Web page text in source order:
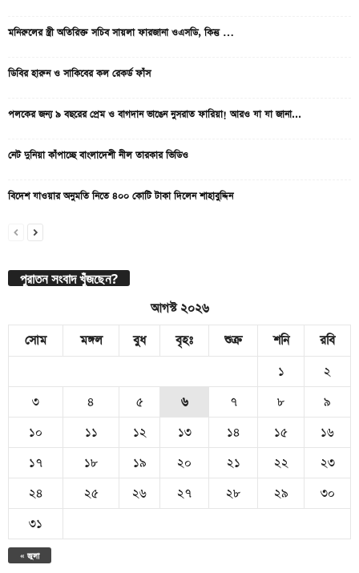
মনিরুলের স্ত্রী অতিরিক্ত সচিব সায়লা ফারজানা ওএসডি, কিন্তু …
ডিবির হারুন ও সাকিবের কল রেকর্ড ফাঁস
পলকের জন্য ৯ বছরের প্রেম ও বাগদান ভাঙেন নুসরাত ফারিয়া! আরও যা যা জানা...
নেট দুনিয়া কাঁপাচ্ছে বাংলাদেশী নীল তারকার ভিডিও
বিদেশ যাওয়ার অনুমতি নিতে ৪০০ কোটি টাকা দিলেন শাহাবুদ্দিন
পুরাতন সংবাদ খুঁজছেন?
আগস্ট ২০২৬
সোম
মঙ্গল বুধ বৃহঃ শুক্র শনি রবি
« জুলা
১
২
৩
৪ ৫ ৬ ৭ ৮
৯
১০
১১ ১২ ১৩ ১৪ ১৫
১৬
১৭
১৮ ১৯ ২০ ২১ ২২
২৩
২৪
২৫ ২৬ ২৭ ২৮ ২৯
৩০
৩১